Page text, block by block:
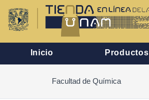
Inicio Productos
Facultad de Química